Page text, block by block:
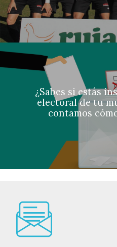
¿Sabes si estás
electoral de tu
contamos